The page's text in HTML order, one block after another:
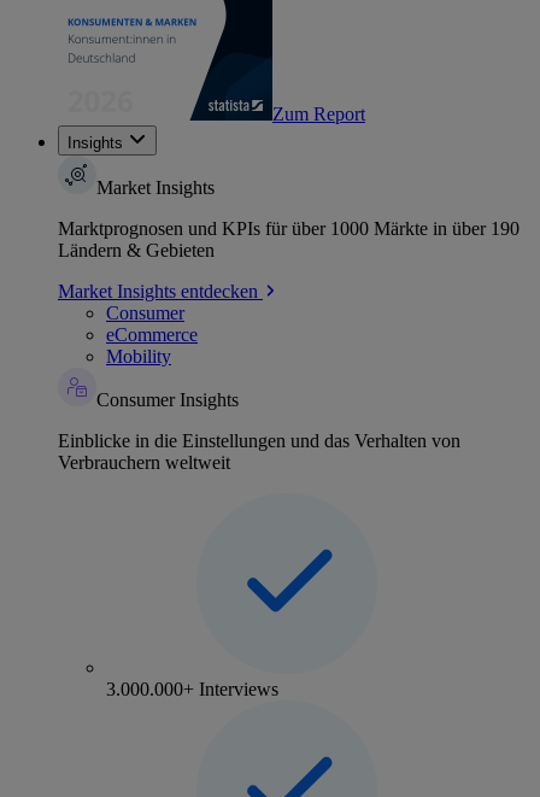
Zum Report
Insights
Market Insights
Marktprognosen und KPIs für über 1000 Märkte in über 190
Ländern & Gebieten
Market Insights entdecken
Consumer
eCommerce
Mobility
Consumer Insights
Einblicke in die Einstellungen und das Verhalten von
Verbrauchern weltweit
3.000.000+ Interviews